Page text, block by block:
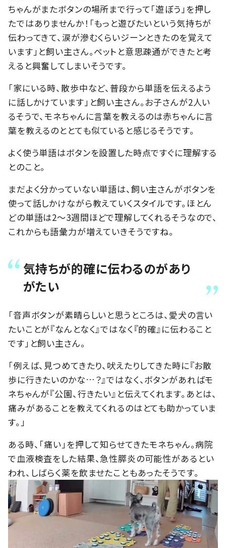
ちゃんがまたボタンの場所まで行って「遊ぼう」を押し
たではありませんか！「もっと遊びたいという気持ちが
伝わってきて、涙が滲むくらいジーンときたのを覚えて
います」と飼い主さん。ペットと意思疎通ができたと考
えると興奮してしまいそうです。
「家にいる時、散歩中など、普段から単語を伝えるよう
に話しかけています」と飼い主さん。お子さんが2人い
るそうで、モネちゃんに言葉を教えるのは赤ちゃんに言
葉を教えるのととても似ていると感じるそうです。
よく使う単語はボタンを設置した時点ですぐに理解する
とのこと。
まだよく分かっていない単語は、飼い主さんがボタンを
使って話しかけながら教えていくスタイルです。ほとん
どの単語は2～3週間ほどで理解してくれるそうなので、
これからも語彙力が増えていきそうですね。
気持ちが的確に伝わるのがあり
がたい
「音声ボタンが素晴らしいと思うところは、愛犬の言い
たいことが『なんとなく』ではなく『的確』に伝わること
です」と飼い主さん。
「例えば、見つめてきたり、吠えたりしてきた時に『お散
歩に行きたいのかな…？』ではなく、ボタンがあればモ
ネちゃんが『公園、行きたい』と伝えてくれます。あとは、
痛みがあることを教えてくれるのはとても助かっていま
す。」
ある時、「痛い」を押して知らせてきたモネちゃん。病院
で血液検査をした結果、急性膵炎の可能性があるとい
われ、しばらく薬を飲ませたこともあったそうです。